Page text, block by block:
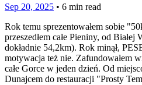
Sep 20, 2025 • 6 min read
Rok temu sprezentowałem sobie
przeszedłem całe Pieniny, od
dokładnie 54,2km). Rok minął,
motywacja też nie. Zafundowałem
całe Gorce w jeden dzień. Od
Dunajcem do restauracji "Prosty